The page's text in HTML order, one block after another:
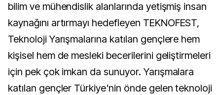
bilim ve mühendislik alanlarında yetişmiş insan
kaynağını artırmayı hedefleyen TEKNOFEST,
Teknoloji Yarışmalarına katılan gençlere hem
kişisel hem de mesleki becerilerini geliştirmeleri
için pek çok imkan da sunuyor. Yarışmalara
katılan gençler Türkiye'nin önde gelen teknoloji